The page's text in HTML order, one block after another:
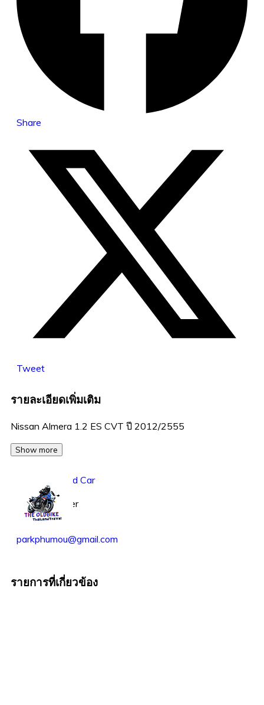
Share
Tweet
รายละเอียดเพิ่มเติม
Nissan Almera 1.2 ES CVT ปี 2012/2555
Show more
Rungsun Used Car
Business seller
parkphumou@gmail.com
รายการที่เกี่ยวข้อง